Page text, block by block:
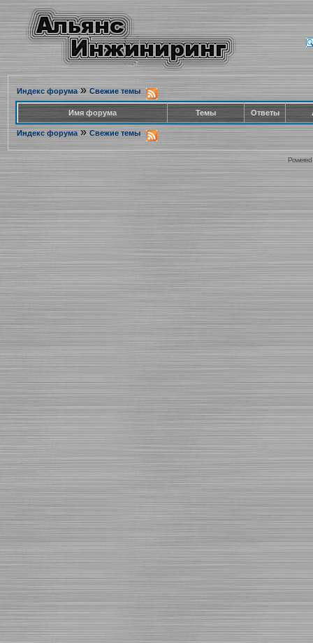
Индекс форума» Свежие темы
Имя форума Темы Ответы
Индекс форума » Свежие темы